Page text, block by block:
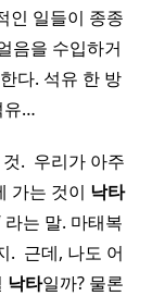
인 일들이 종종
음을 수입하거
다. 석유 한 방
유…
. ​ 우리가 아주
가는 것이 낙타
는 말. 마태복
. ​ 근데, 나도 어
낙타일까? 물론